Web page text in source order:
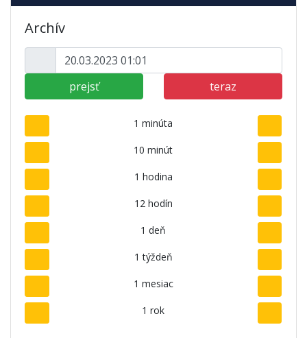
Archív
prejsť teraz
1 minúta
10 minút
1 hodina
12 hodín
1 deň
1 týždeň
1 mesiac
1 rok